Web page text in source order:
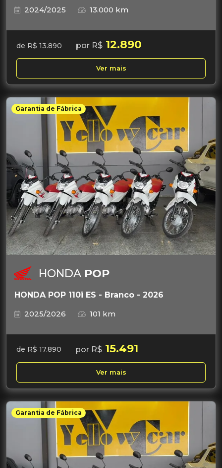
2024/2025
13.000 km
de R$ 13.890 por R$ 12.890
Ver mais
Garantia de Fábrica
HONDA POP
HONDA POP 110i ES - Branco - 2026
2025/2026
101 km
de R$ 17.890 por R$ 15.491
Ver mais
Garantia de Fábrica